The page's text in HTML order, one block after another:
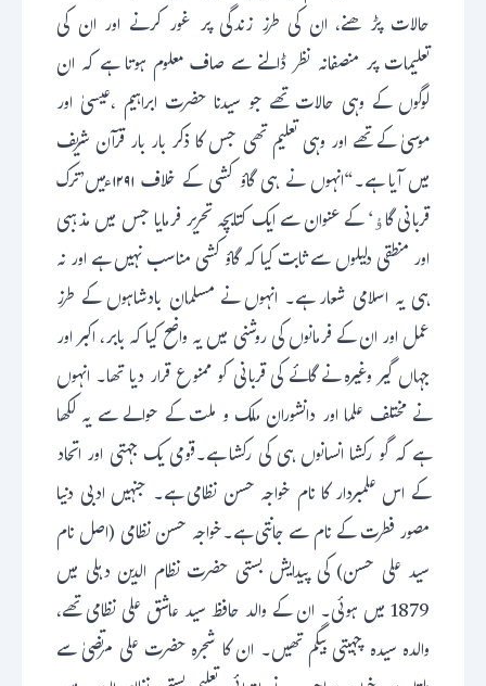
حالات پڑھنے، ان کی طرز زندگی پر غور کرنے اور ان کی
تعلیمات پر منصفانہ نظر ڈالنے سے صاف معلوم ہوتا ہے کہ ان
لوگوں کے وہی حالات تھے جو سیدنا حضرت ابراہیم ،عیسیٰ اور
موسیٰ کے تھے اور وہی تعلیم تھی جس کا ذکر بار بار قرآن شریف
میں آیا ہے۔“انہوں نے ہی گاؤ کشی کے خلاف ۱۲۹۱ءمیں’ترک
قربانی گاﺅ‘ کے عنوان سے ایک کتابچہ تحریر فرمایا جس میں مذہبی
اور منطقی دلیلوں سے ثابت کیا کہ گاؤ کشی مناسب نہیں ہے اور نہ
ہی یہ اسلامی شعار ہے۔ انہوں نے مسلمان بادشاہوں کے طرز
عمل اور ان کے فرمانوں کی روشنی میں یہ واضح کیا کہ بابر، اکبر اور
جہاں گیر وغیرہ نے گائے کی قربانی کو ممنوع قرار دیا تھا۔ انہوں
نے مختلف علما اور دانشوران ملک و ملت کے حوالے سے یہ لکھا
ہے کہ گو رکشا انسانوں ہی کی رکشا ہے۔قومی یک جہتی اور اتحاد
کے اس علمبردار کا نام خواجہ حسن نظامی ہے۔ جنہیں ادبی دنیا
مصور فطرت کے نام سے جانتی ہے۔خواجہ حسن نظامی (اصل نام
سید علی حسن) کی پیدایش بستی حضرت نظام الدین دہلی میں
1879 میں ہوئی۔ ان کے والد حافظ سید عاشق علی نظامی تھے،
والدہ سیدہ چہیتی بیگم تھیں۔ ان کا شجرہ حضرت علی مرتضیٰ سے